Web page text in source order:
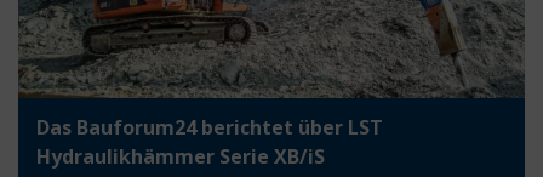
Das Bauforum24 berichtet über LST
Hydraulikhämmer Serie XB/iS